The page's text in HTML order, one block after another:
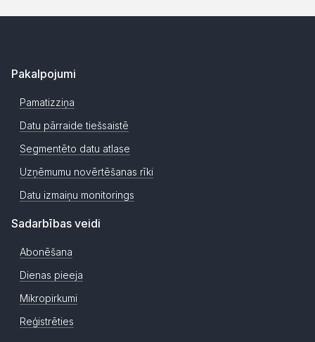
Pakalpojumi
Pamatizziņa
Datu pārraide tiešsaistē
Segmentēto datu atlase
Uzņēmumu novērtēšanas rīki
Datu izmaiņu monitorings
Sadarbības veidi
Abonēšana
Dienas pieeja
Mikropirkumi
Reģistrēties